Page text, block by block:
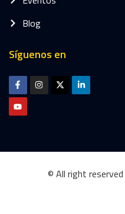
Blog
Síguenos en
© All right reserved